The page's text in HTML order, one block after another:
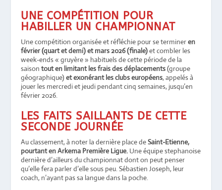
UNE COMPÉTITION POUR
HABILLER UN CHAMPIONNAT
Une compétition organisée et réfléchie pour se termineren
février (quart et demi) et mars 2026 (finale)et combler les
week-ends « gruyère » habituels de cette période de la
saisontout en limitant les frais des déplacements(groupe
géographique)et exonérant les clubs européens, appelés à
jouer les mercredi et jeudi pendant cinq semaines, jusqu’en
février 2026.
LES FAITS SAILLANTS DE CETTE
SECONDE JOURNÉE
Au classement, à noter la dernière place deSaint-Etienne,
pourtant en Arkema Première Ligue. Une équipe stephanoise
dernière d’ailleurs du championnat dont on peut penser
qu’elle fera parler d’elle sous peu. Sébastien Joseph, leur
coach, n’ayant pas sa langue dans la poche.